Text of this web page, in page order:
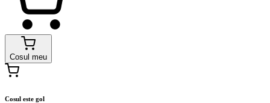
Cosul meu
Cosul este gol